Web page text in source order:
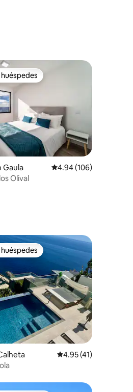
130 evaluaciones
Gaula Calificación promedio:
4.94 (106)
Olival
5; 212 evaluaciones
Calificación
4.95 (41)